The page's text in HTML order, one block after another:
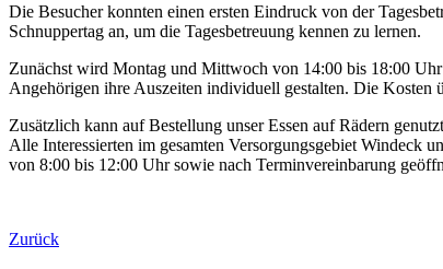
Die Besucher konnten einen ersten Eindruck von der
Schnuppertag an, um die Tagesbetreuung kennen zu lernen.
Zunächst wird Montag und Mittwoch von 14:00 bis 18:00
Angehörigen ihre Auszeiten individuell gestalten. Die Kosten
Zusätzlich kann auf Bestellung unser Essen auf Rädern
Alle Interessierten im gesamten Versorgungsgebiet Windeck
von 8:00 bis 12:00 Uhr sowie nach Terminvereinbarung
Zurück